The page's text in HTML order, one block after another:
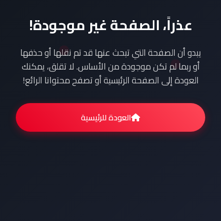
عذراً، الصفحة غير موجودة!
يبدو أن الصفحة التي تبحث عنها قد تم نقلها أو حذفها
أو ربما لم تكن موجودة من الأساس. لا تقلق، يمكنك
العودة إلى الصفحة الرئيسية أو تصفح محتوانا الرائع!
العودة للرئيسية